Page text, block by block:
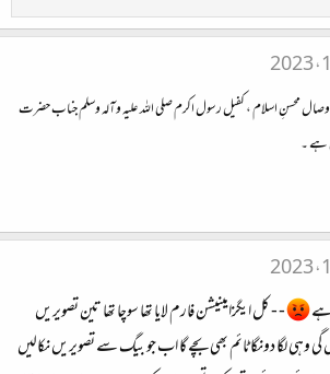
وصال محسنِ اسلام ، کفیل رسول اکرم صلی اللہ علیہ وآلہ وسلم جناب حضرت
ہے ۔
ہے
- - کل ایگزامینیشن فارم لایا تھا سوچا تھا تین تصویریں
گی وہی لگا دونگا ٹائم بھی بچے گا اب جو بیگ سے تصویریں نکالیں